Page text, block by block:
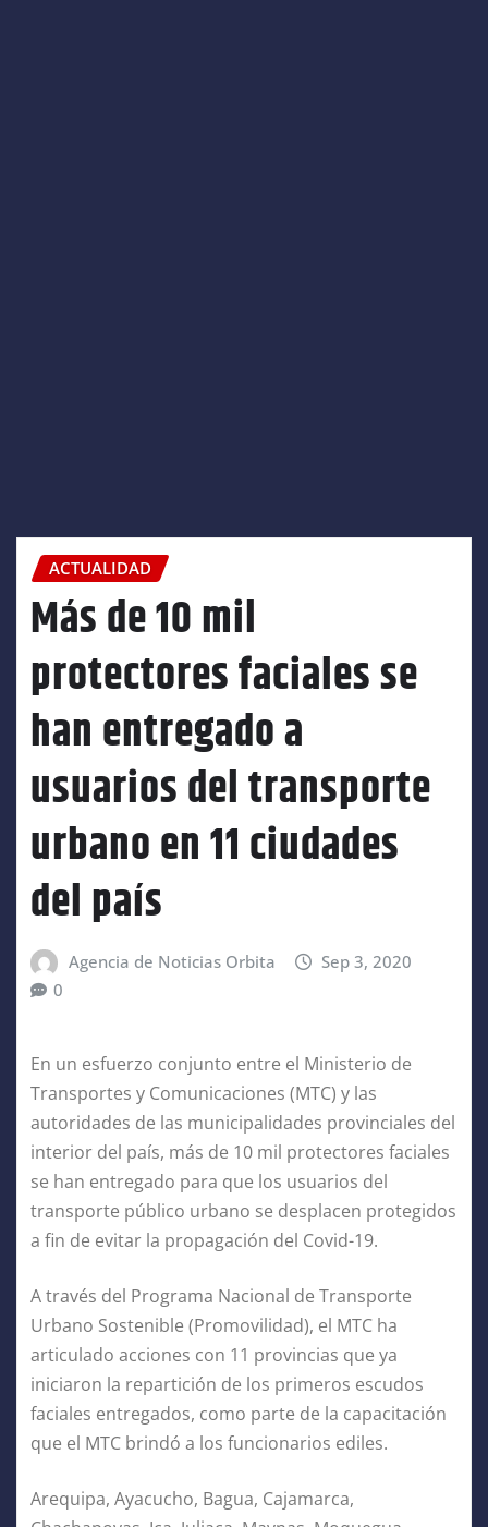
ACTUALIDAD
Más de 10 mil
protectores faciales se
han entregado a
usuarios del transporte
urbano en 11 ciudades
del país
Agencia de Noticias Orbita
Sep 3, 2020
0
En un esfuerzo conjunto entre el Ministerio de
Transportes y Comunicaciones (MTC) y las
autoridades de las municipalidades provinciales del
interior del país, más de 10 mil protectores faciales
se han entregado para que los usuarios del
transporte público urbano se desplacen protegidos
a fin de evitar la propagación del Covid-19.
A través del Programa Nacional de Transporte
Urbano Sostenible (Promovilidad), el MTC ha
articulado acciones con 11 provincias que ya
iniciaron la repartición de los primeros escudos
faciales entregados, como parte de la capacitación
que el MTC brindó a los funcionarios ediles.
Arequipa, Ayacucho, Bagua, Cajamarca,